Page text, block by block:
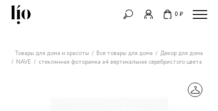
0 ₽
Товары для дома и красоты Все товары для дома
Декор для дома
NAVE
стеклянная фоторамка а4 вертикальная серебристого цвета